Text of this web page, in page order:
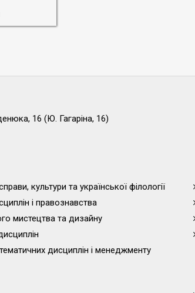
16 (Ю. Гагаріна, 16)
культури та української філології
і правознавства
мистецтва та дизайну
дисциплін і менеджменту